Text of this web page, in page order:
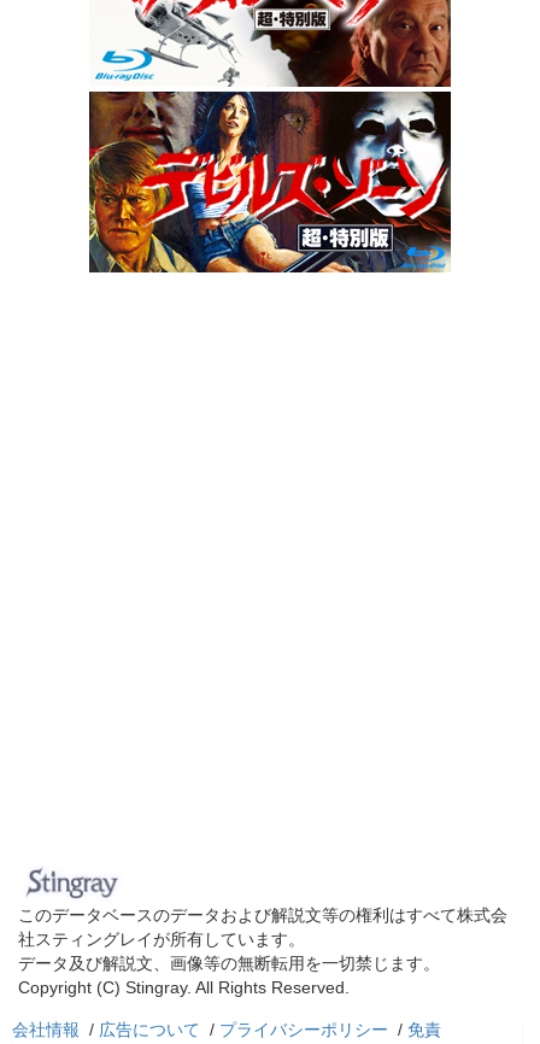
このデータベースのデータおよび解説文等の権利はすべて株式会
社スティングレイが所有しています。
データ及び解説文、画像等の無断転用を一切禁じます。
Copyright (C) Stingray. All Rights Reserved.
会社情報 / 広告について / プライバシーポリシー / 免責